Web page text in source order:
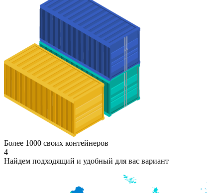
Более 1000 своих контейнеров
4
Найдем подходящий и удобный для вас вариант